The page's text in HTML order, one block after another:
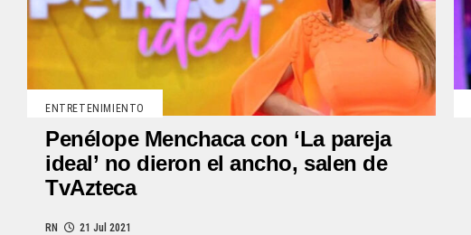
ENTRETENIMIENTO
Penélope Menchaca con ‘La pareja
ideal’ no dieron el ancho, salen de
TvAzteca
RN 21 Jul 2021